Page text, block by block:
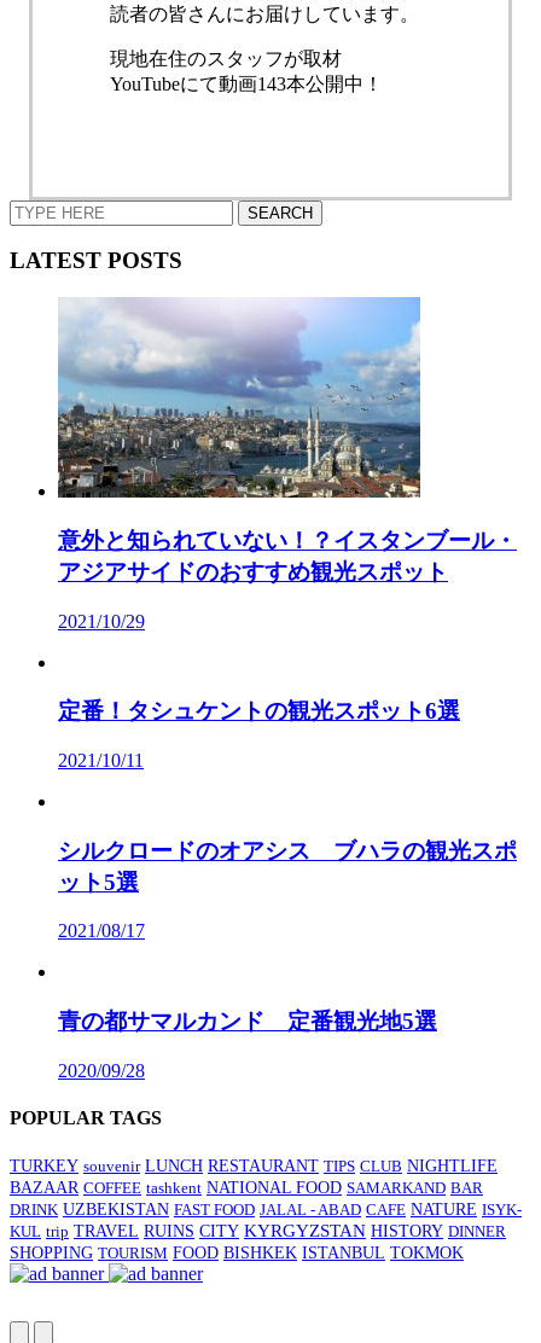
読者の皆さんにお届けしています。
現地在住のスタッフが取材
YouTubeにて動画143本公開中！
LATEST POSTS
意外と知られていない！？イスタンブール・
アジアサイドのおすすめ観光スポット
2021/10/29
定番！タシュケントの観光スポット6選
2021/10/11
シルクロードのオアシス ブハラの観光スポ
ット5選
2021/08/17
青の都サマルカンド 定番観光地5選
2020/09/28
POPULAR TAGS
TURKEY souvenir LUNCH RESTAURANT TIPS CLUB NIGHTLIFE
BAZAAR COFFEE tashkent NATIONAL FOOD SAMARKAND BAR
DRINK UZBEKISTAN FAST FOOD JALAL - ABAD CAFE NATURE ISYK-
KUL trip TRAVEL RUINS CITY KYRGYZSTAN HISTORY DINNER
SHOPPING TOURISM FOOD BISHKEK ISTANBUL TOKMOK